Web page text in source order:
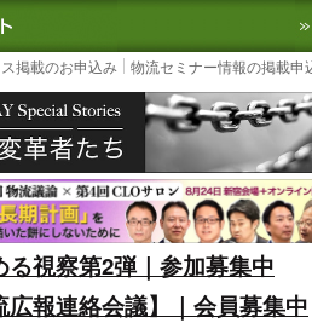
大の物流ニュースサイト
3PL, SCMなど国内
掲載のお申込み 物流セミナー情報の掲載申
視察第2弾｜参加募集中
報連絡会議】｜会員募集中